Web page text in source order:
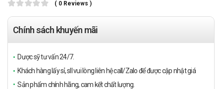
( 0 Reviews )
Chính sách khuyến mãi
Dược sỹ tư vấn 24/7.
Khách hàng lấy sỉ, sll vui lòng liên hệ call/Zalo để được cập nhật giá
Sản phẩm chính hãng, cam kết chất lượng.